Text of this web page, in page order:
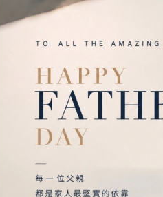
25% Nylon
醫診療。
勿日照、熱烘、吊掛。